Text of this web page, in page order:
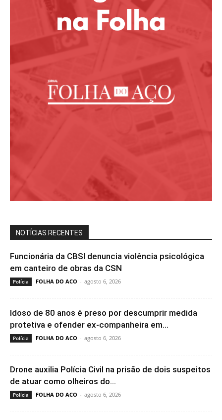
NOTÍCIAS RECENTES
Funcionária da CBSI denuncia violência psicológica
em canteiro de obras da CSN
Polícia FOLHA DO ACO - agosto 6, 2026
Idoso de 80 anos é preso por descumprir medida
protetiva e ofender ex-companheira em...
Polícia FOLHA DO ACO - agosto 6, 2026
Drone auxilia Polícia Civil na prisão de dois suspeitos
de atuar como olheiros do...
Polícia FOLHA DO ACO - agosto 6, 2026